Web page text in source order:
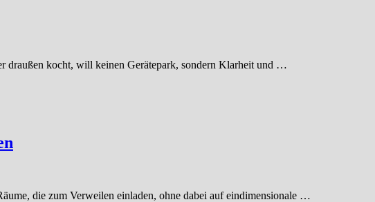
draußen kocht, will keinen Gerätepark, sondern Klarheit und …
die zum Verweilen einladen, ohne dabei auf eindimensionale …